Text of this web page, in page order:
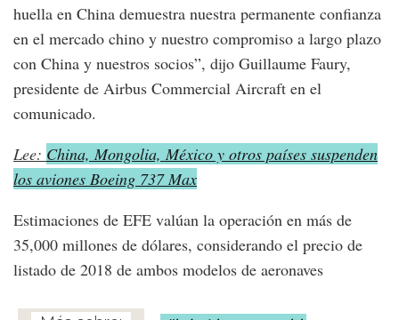
huella en China demuestra nuestra permanente confianza
en el mercado chino y nuestro compromiso a largo plazo
con China y nuestros socios”, dijo Guillaume Faury,
presidente de Airbus Commercial Aircraft en el
comunicado.
Lee: China, Mongolia, México y otros países suspenden
los aviones Boeing 737 Max
Estimaciones de EFE valúan la operación en más de
35,000 millones de dólares, considerando el precio de
listado de 2018 de ambos modelos de aeronaves